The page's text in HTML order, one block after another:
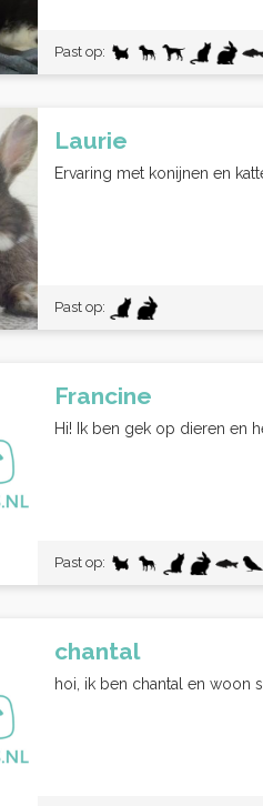
Past op:
Laurie
Ervaring met konijnen en
Past op:
Francine
Hi! Ik ben gek op dieren en
Past op:
chantal
hoi, ik ben chantal en woon